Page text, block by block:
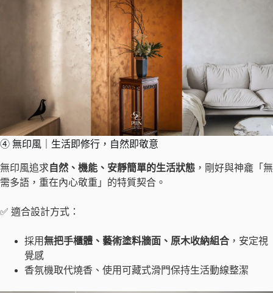
④ 無印風｜生活即修行，自然即敬意
無印風追求 自然、機能、安靜簡單的生活狀態 ，剛好與神龕「無
需多語，重在內心敬重」的特質契合。
✅ 適合設計方式：
採用無把手櫃體、藝術塗料牆面、原木收納組合 ，安定視
覺感
香氛機取代燒香、使用可藏式滑門保持生活動線整潔